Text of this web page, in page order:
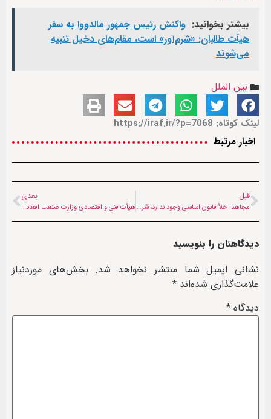
بیشتر بخوانید: واکنش رئیس جمهور مالدووا به سفر
هیأت طالبان: «شرم‌آور» است، مقام‌های دخیل تنبیه
می‌شوند
بین الملل
لینک کوتاه: https://iraf.ir/?p=7068
اخبار مرتبط
قبل
مجاهد: خلأ قانون اساسی وجود ندارد؛ شریعت کافی است
بعدی
هیأت فنی و اقتصادی وزارت صنعت افغانستان به ایران سفر می‌کند
دیدگاهتان را بنویسید
نشانی ایمیل شما منتشر نخواهد شد. بخش‌های موردنیاز
علامت‌گذاری شده‌اند *
دیدگاه *